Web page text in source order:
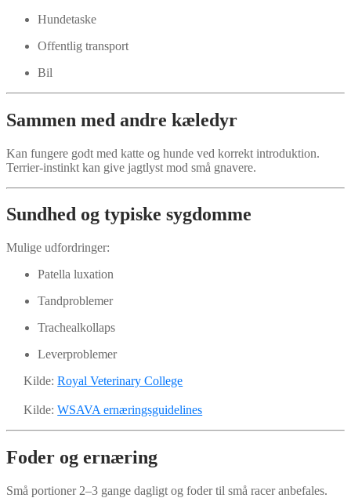
Hundetaske
Offentlig transport
Bil
Sammen med andre kæledyr
Kan fungere godt med katte og hunde ved korrekt introduktion.
Terrier-instinkt kan give jagtlyst mod små gnavere.
Sundhed og typiske sygdomme
Mulige udfordringer:
Patella luxation
Tandproblemer
Trachealkollaps
Leverproblemer
Kilde:Royal Veterinary College
Kilde:WSAVA ernæringsguidelines
Foder og ernæring
Små portioner 2–3 gange dagligt og foder til små racer anbefales.